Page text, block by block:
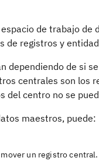
de trabajo
de registros y
dependiendo de si
centrales son los
del centro no se
maestros, puede:
un registro central.